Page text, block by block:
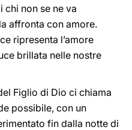
chi non se ne va
affronta con amore.
ripresenta l’amore
brillata nelle nostre
Figlio di Dio ci chiama
possibile, con un
fin dalla notte di